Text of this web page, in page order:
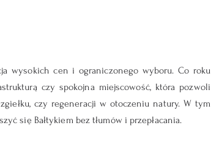
wysokich cen i ograniczonego wyboru. Co roku
czy spokojna miejscowość, która pozwoli
czy regeneracji w otoczeniu natury. W tym
się Bałtykiem bez tłumów i przepłacania.